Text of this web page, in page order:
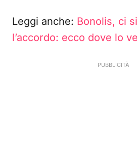
Leggi anche: Bonolis, ci
l’accordo: ecco dove lo